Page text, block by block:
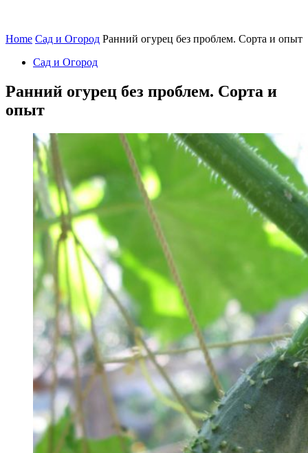
Home Сад и Огород Ранний огурец без проблем. Сорта и опыт
Сад и Огород
Ранний огурец без проблем. Сорта и
опыт